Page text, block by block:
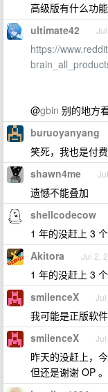
高级版有什么功
ultimate42
https://
@gbin 别的地方
buruoyanyang
笑死，我也是付
shawn4me
遗憾不能叠加
shellcodecow
1 年的没赶上 3
Akitora Jul 2,
1 年的没赶上 3
smilenceX
我可能是正版软
smilenceX
昨天的没赶上，
但还是谢谢 OP 。